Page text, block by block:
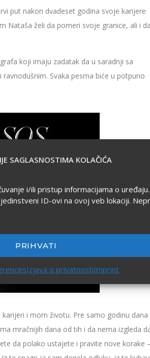
SAGLASNOSTIMA KOLAČIĆA
i/ili pristup informacijama o
ID-ovi na ovoj veb lokaciji.
PRIHVATI
Izjava o privatnostiImprint
put nakon dvadeset godina svoje karijere
Nataša želi da pomeri svoje granice, ali i
koji imaju zadatak da u saradnji sa
Svaka pesma biće u potpuno
i mom životu. Pre samo godinu dana
mračnijih dana od tih i da nema izgleda
da polako ustajete i pravite nove korake